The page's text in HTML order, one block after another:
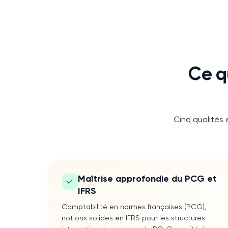
Ce
Cinq qualités
Maîtrise approfondie du PCG et
IFRS
Comptabilité en normes françaises (PCG),
notions solides en IFRS pour les structures